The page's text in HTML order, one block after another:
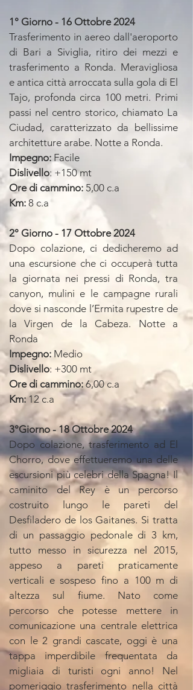
1° Giorno - 16 Ottobre 2024
Trasferimento in aereo dall'aeroporto
di Bari a Siviglia, ritiro dei mezzi e
trasferimento a Ronda. Meravigliosa
e antica città arroccata sulla gola di El
Tajo, profonda circa 100 metri. Primi
passi nel centro storico, chiamato La
Ciudad, caratterizzato da bellissime
architetture arabe. Notte a Ronda.
Impegno: Facile
Dislivello: +150 mt
Ore di cammino: 5,00 c.a
Km: 8 c.a
2° Giorno - 17 Ottobre 2024
Dopo colazione, ci dedicheremo ad
una escursione che ci occuperà tutta
la giornata nei pressi di Ronda, tra
canyon, mulini e le campagne rurali
dove si nasconde l’Ermita rupestre de
la Virgen de la Cabeza. Notte a
Ronda
Impegno: Medio
Dislivello: +300 mt
Ore di cammino: 6,00 c.a
Km:12 c.a
3°Giorno - 18 Ottobre 2024
Dopo colazione, trasferimento ad El
Chorro, dove effettueremo una delle
escursioni più celebri della Spagna! Il
caminito del Rey è un percorso
costruito lungo le pareti del
Desfiladero de los Gaitanes. Si tratta
di un passaggio pedonale di 3 km,
tutto messo in sicurezza nel 2015,
appeso a pareti praticamente
verticali e sospeso fino a 100 m di
altezza sul fiume. Nato come
percorso che potesse mettere in
comunicazione una centrale elettrica
con le 2 grandi cascate, oggi è una
tappa imperdibile frequentata da
migliaia di turisti ogni anno! Nel
pomeriggio trasferimento nella città